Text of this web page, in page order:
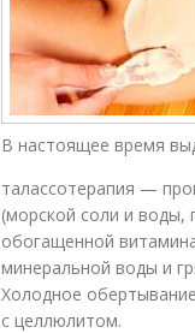
В настоящее время
талассотерапия —
(морской соли и воды,
обогащенной
минеральной воды и
Холодное
с целлюлитом.